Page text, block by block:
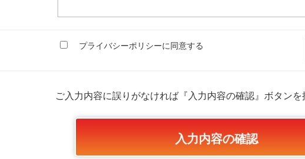
プライバシーポリシーに同意する
ご入力内容に誤りがなければ『入力内容の確認』ボタンを